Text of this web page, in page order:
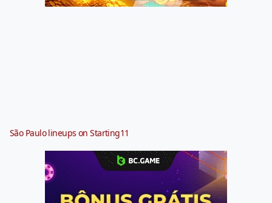
São Paulo lineups on Starting11